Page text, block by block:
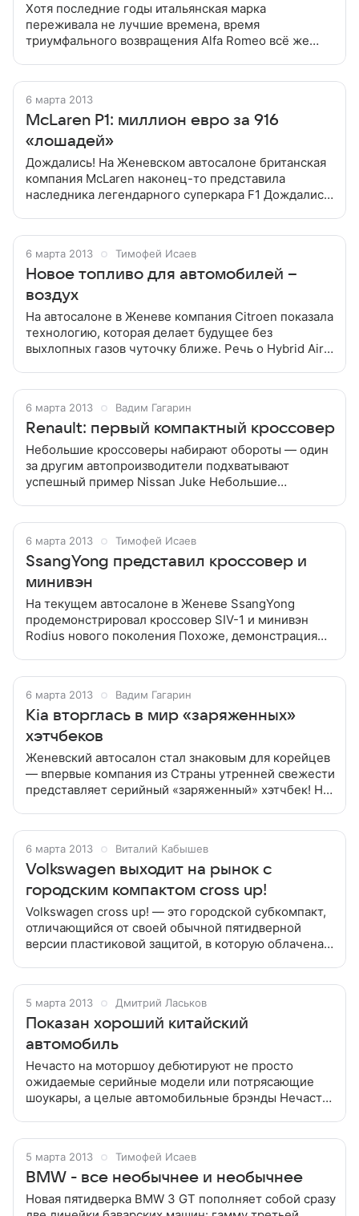
Хотя последние годы итальянская марка
переживала не лучшие времена, время
триумфального возвращения Alfa Romeo всё же
6 марта 2013
McLaren P1: миллион евро за 916
«лошадей»
Дождались! На Женевском автосалоне британская
компания McLaren наконец-то представила
наследника легендарного суперкара F1 Дождались!
6 марта 2013 Тимофей Исаев
Новое топливо для автомобилей –
воздух
На автосалоне в Женеве компания Citroen показала
технологию, которая делает будущее без
выхлопных газов чуточку ближе. Речь о Hybrid Air
6 марта 2013 Вадим Гагарин
Renault: первый компактный кроссовер
Небольшие кроссоверы набирают обороты — один
за другим автопроизводители подхватывают
успешный пример Nissan Juke Небольшие
6 марта 2013 Тимофей Исаев
SsangYong представил кроссовер и
минивэн
На текущем автосалоне в Женеве SsangYong
продемонстрировал кроссовер SIV-1 и минивэн
Rodius нового поколения Похоже, демонстрация
6 марта 2013 Вадим Гагарин
Kia вторглась в мир «заряженных»
хэтчбеков
Женевский автосалон стал знаковым для корейцев
— впервые компания из Страны утренней свежести
представляет серийный «заряженный» хэтчбек! На
6 марта 2013 Виталий Кабышев
Volkswagen выходит на рынок с
городским компактом cross up!
Volkswagen cross up! — это городской субкомпакт,
отличающийся от своей обычной пятидверной
версии пластиковой защитой, в которую облачена
5 марта 2013 Дмитрий Ласьков
Показан хороший китайский
автомобиль
Нечасто на моторшоу дебютируют не просто
ожидаемые серийные модели или потрясающие
шоукары, а целые автомобильные брэнды Нечасто
5 марта 2013 Тимофей Исаев
BMW - все необычнее и необычнее
Новая пятидверка BMW 3 GT пополняет собой сразу